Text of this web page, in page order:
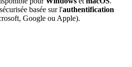
basée sur l'authentification
Google ou Apple).